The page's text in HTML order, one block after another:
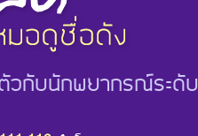
วกับนักพยากรณ์ระดับ